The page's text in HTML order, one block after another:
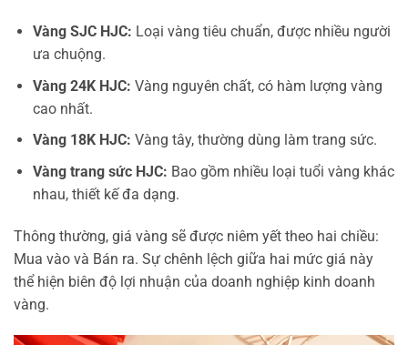
Vàng SJC HJC: Loại vàng tiêu chuẩn, được nhiều người
ưa chuộng.
Vàng 24K HJC: Vàng nguyên chất, có hàm lượng vàng
cao nhất.
Vàng 18K HJC: Vàng tây, thường dùng làm trang sức.
Vàng trang sức HJC: Bao gồm nhiều loại tuổi vàng khác
nhau, thiết kế đa dạng.
Thông thường, giá vàng sẽ được niêm yết theo hai chiều:
Mua vào và Bán ra. Sự chênh lệch giữa hai mức giá này
thể hiện biên độ lợi nhuận của doanh nghiệp kinh doanh
vàng.